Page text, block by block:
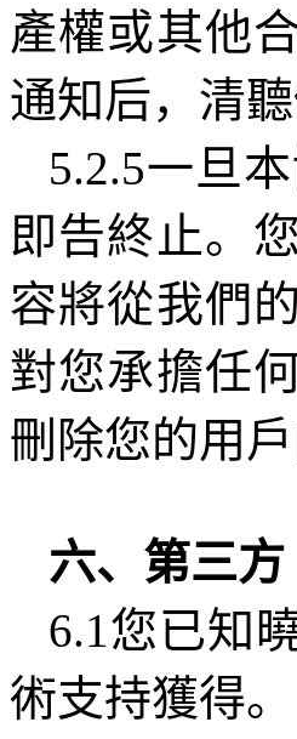
產權或其他
通知后，清
5.2.5一旦
即告終止。
容將從我們
對您承擔任
刪除您的用戶
六、第三方
6.1您已知
術支持獲得。